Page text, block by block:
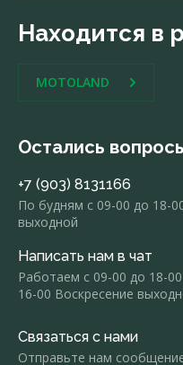
Находится в
MOTOLAND
Остались
+7 (903) 8131166
По будням с 09-00 до 18-
выходной
Написать нам в чат
Работаем с 09-00 до 18-
16-00 Воскресение
Связаться с нами
Отправьте нам